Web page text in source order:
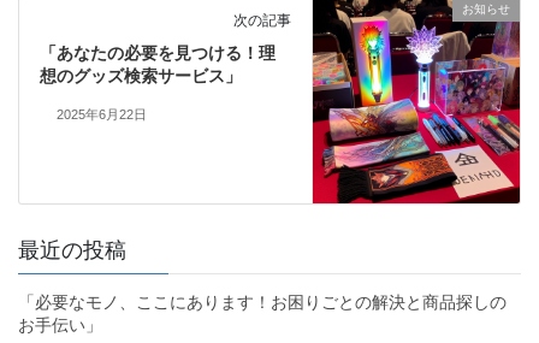
お知らせ
次の記事
「あなたの必要を見つける！理
想のグッズ検索サービス」
2025年6月22日
最近の投稿
「必要なモノ、ここにあります！お困りごとの解決と商品探しの
お手伝い」